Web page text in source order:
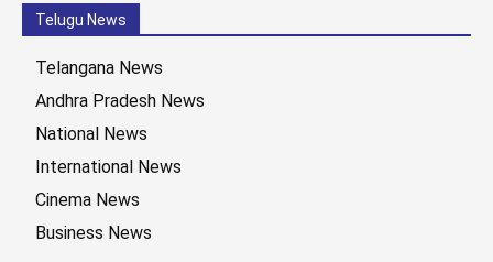
Telugu News
Telangana News
Andhra Pradesh News
National News
International News
Cinema News
Business News